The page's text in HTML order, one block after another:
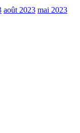
août 2023 mai 2023